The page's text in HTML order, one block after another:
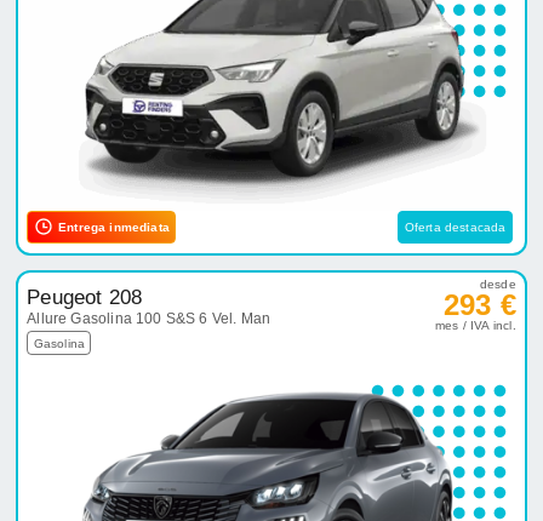
Entrega inmediata Oferta destacada
Peugeot 208
Allure Gasolina 100 S&S 6 Vel. Man
Gasolina
desde
293 €
mes / IVA incl.